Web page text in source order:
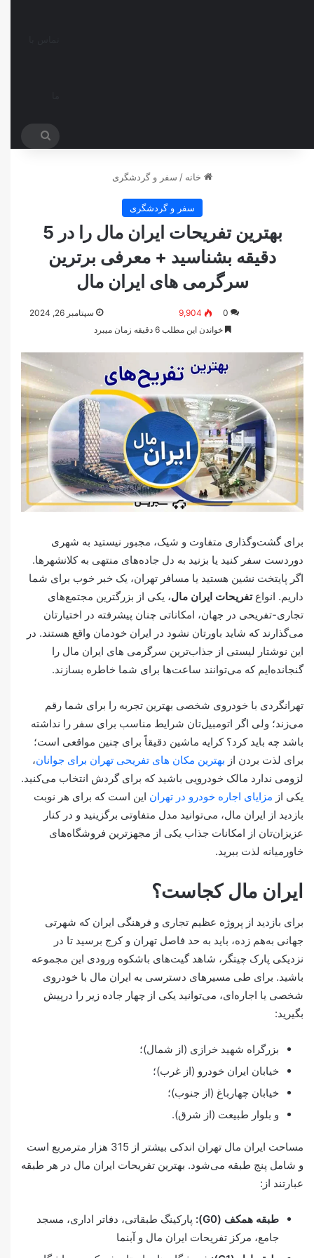
خانه / سفر و گردشگری
سفر و گردشگری
بهترین تفریحات ایران مال را در 5
دقیقه بشناسید + معرفی برترین
سرگرمی های ایران مال
سپتامبر 26, 2024 0
9,904
خواندن این مطلب 6 دقیقه زمان میبرد
برای گشت‌وگذاری متفاوت و شیک، مجبور نیستید به شهری
دوردست سفر کنید یا بزنید به دل جاده‌های منتهی به کلانشهرها.
اگر پایتخت نشین هستید یا مسافر تهران، یک خبر خوب برای شما
داریم. انواعتفریحات ایران مال، یکی از بزرگترین مجتمع‌های
تجاری-تفریحی در جهان، امکاناتی چنان پیشرفته در اختیارتان
می‌گذارند که شاید باورتان نشود در ایران خودمان واقع هستند. در
این نوشتار لیستی از جذاب‌ترین سرگرمی های ایران مال را
گنجانده‌ایم که می‌توانند ساعت‌ها برای شما خاطره بسازند.
تهرانگردی با خودروی شخصی بهترین تجربه را برای شما رقم
می‌زند؛ ولی اگر اتومبیل‌تان شرایط مناسب برای سفر را نداشته
باشد چه باید کرد؟ کرایه ماشین دقیقاً برای چنین مواقعی است؛
برای لذت بردن از بهترین مکان های تفریحی تهران برای جوانان،
لزومی ندارد مالک خودرویی باشید که برای گردش انتخاب می‌کنید.
یکی از مزایای اجاره خودرو در تهران این است که برای هر نوبت
بازدید از ایران مال، می‌توانید مدل متفاوتی برگزینید و در کنار
عزیزان‌تان از امکانات جذاب یکی از مجهزترین فروشگاه‌های
خاورمیانه لذت ببرید.
ایران مال کجاست؟
برای بازدید از پروژه عظیم تجاری و فرهنگی ایران که شهرتی
جهانی به‌هم زده، باید به حد فاصل تهران و کرج برسید تا در
نزدیکی پارک چیتگر، شاهد گیت‌های باشکوه ورودی این مجموعه
باشید. برای طی مسیرهای دسترسی به ایران مال با خودروی
شخصی یا اجاره‌ای، می‎‌توانید یکی از چهار جاده زیر را درپیش
بگیرید:
بزرگراه شهید خرازی (از شمال)؛
خیابان ایران خودرو (از غرب)؛
خیابان چهارباغ (از جنوب)؛
و بلوار طبیعت (از شرق).
مساحت ایران مال تهران اندکی بیشتر از 315 هزار مترمربع است
و شامل پنج طبقه می‌شود. بهترین تفریحات ایران مال در هر طبقه
عبارتند از:
طبقه همکف (G0
): پارکینگ طبقاتی، دفاتر اداری، مسجد
جامع، مرکز تفریحات ایران مال و آبنما